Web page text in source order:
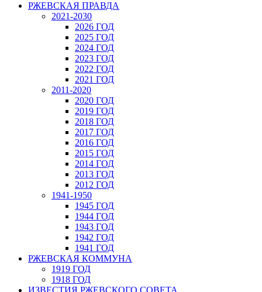
РЖЕВСКАЯ ПРАВДА
2021-2030
2026 ГОД
2025 ГОД
2024 ГОД
2023 ГОД
2022 ГОД
2021 ГОД
2011-2020
2020 ГОД
2019 ГОД
2018 ГОД
2017 ГОД
2016 ГОД
2015 ГОД
2014 ГОД
2013 ГОД
2012 ГОД
1941-1950
1945 ГОД
1944 ГОД
1943 ГОД
1942 ГОД
1941 ГОД
РЖЕВСКАЯ КОММУНА
1919 ГОД
1918 ГОД
ИЗВЕСТИЯ РЖЕВСКОГО СОВЕТА